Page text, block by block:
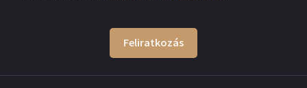
Feliratkozás